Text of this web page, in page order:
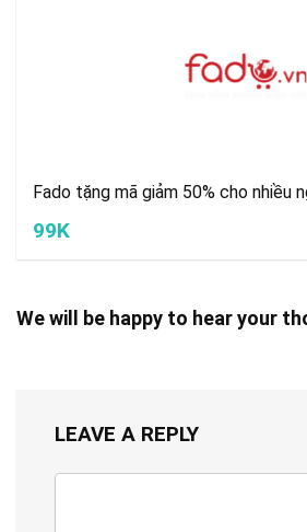
Fado tặng mã giảm 50% cho nhiều
99K
We will be happy to hear your
LEAVE A REPLY